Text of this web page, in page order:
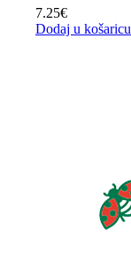
7.25€
Dodaj u košaricu